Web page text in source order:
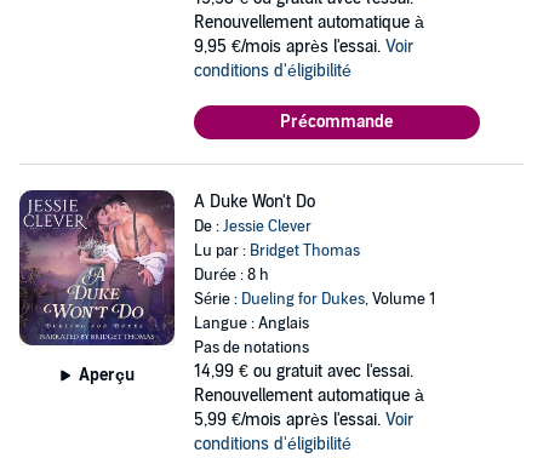
Renouvellement automatique à
9,95 €/mois après l'essai. Voir
conditions d'éligibilité
Précommande
Aperçu
A Duke Won't Do
De :Jessie Clever
Lu par : Bridget Thomas
Durée : 8 h
Série : Dueling for Dukes, Volume 1
Langue : Anglais
Pas de notations
14,99 € ou gratuit avec l'essai.
Renouvellement automatique à
5,99 €/mois après l'essai. Voir
conditions d'éligibilité